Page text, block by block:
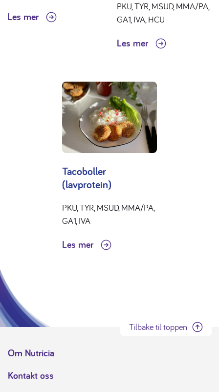
Les mer
PKU, TYR, MSUD, MMA/PA,
GA1, IVA, HCU
Les mer
Tacoboller
(lavprotein)
PKU, TYR, MSUD, MMA/PA,
GA1, IVA
Les mer
Tilbake til toppen
Om Nutricia
Kontakt oss